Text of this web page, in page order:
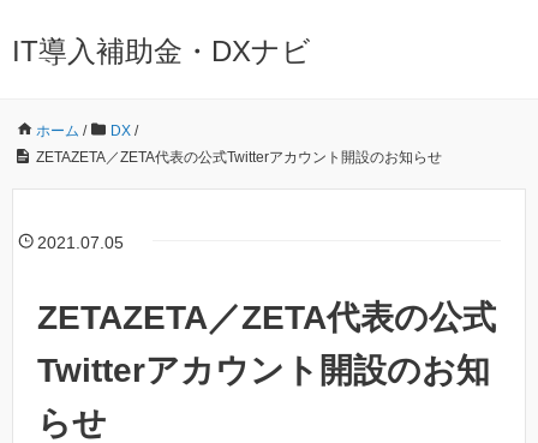
IT導入補助金・DXナビ
ホーム / DX /
ZETAZETA／ZETA代表の公式Twitterアカウント開設のお知らせ
2021.07.05
ZETAZETA／ZETA代表の公式
Twitterアカウント開設のお知
らせ